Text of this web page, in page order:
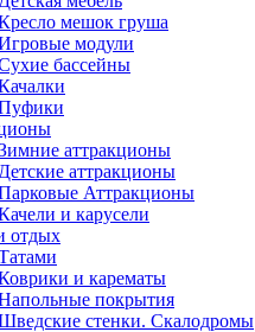
мешок груша
модули
бассейны
аттракционы
аттракционы
Аттракционы
и карусели
отдых
и карематы
покрытия
стенки. Скалодромы